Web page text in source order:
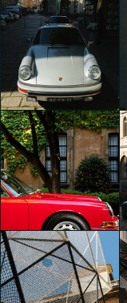
The Art of Dreams
Elisa Schembri
The Art of Dreams
Samuele Paganotti